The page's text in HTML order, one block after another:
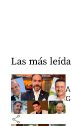
Las más
share